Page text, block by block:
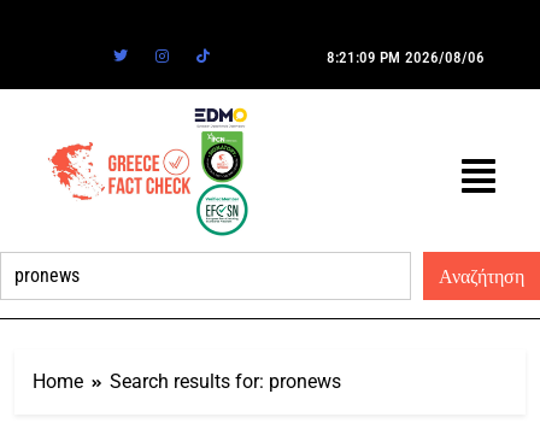
8:21:09 PM 2026/08/06
Home Search results for: pronews